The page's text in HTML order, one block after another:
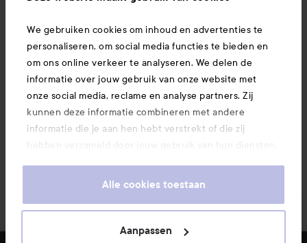
We gebruiken cookies om inhoud en advertenties te
personaliseren, om social media functies te bieden en
om ons online verkeer te analyseren. We delen de
informatie over jouw gebruik van onze website met
onze social media, reclame en analyse partners. Zij
kunnen deze informatie combineren met andere
informatie die je aan hen hebt verstrekt of die zij
hebben verzameld door jouw gebruik van hun diensten.
website te blijven gebruiken. Voor meer informatie over
je graag door naar ons cookiebeleid.
Alle cookies toestaan
Aanpassen
Download hier onze app